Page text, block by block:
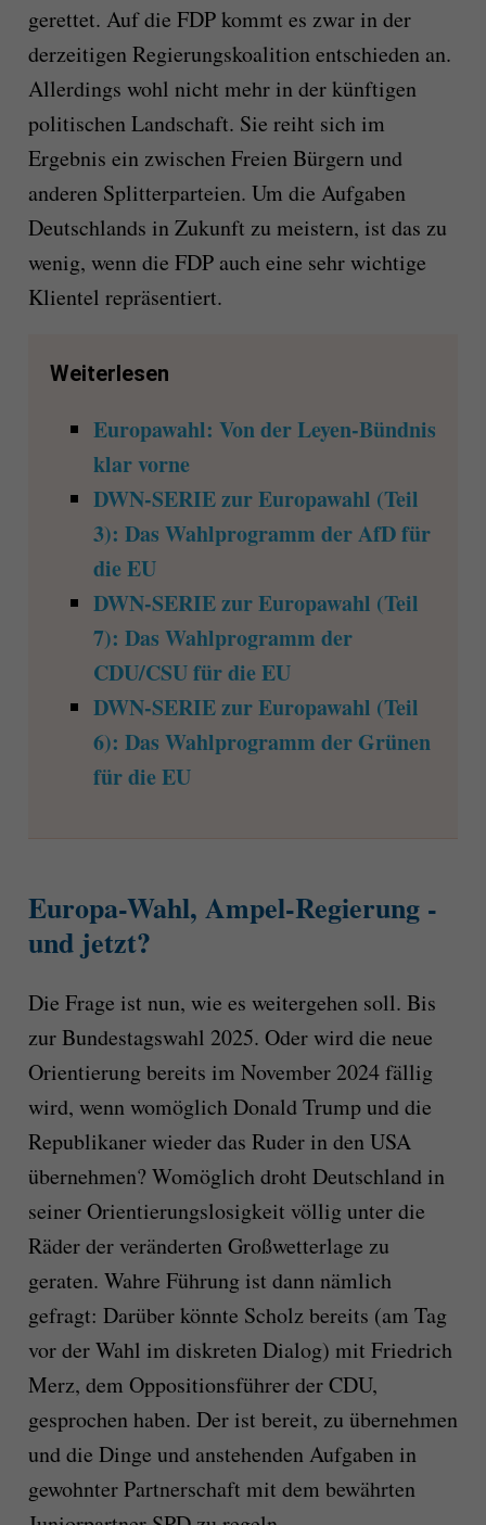
gerettet. Auf die FDP kommt es zwar in der
derzeitigen Regierungskoalition entschieden an.
Allerdings wohl nicht mehr in der künftigen
politischen Landschaft. Sie reiht sich im
Ergebnis ein zwischen Freien Bürgern und
anderen Splitterparteien. Um die Aufgaben
Deutschlands in Zukunft zu meistern, ist das zu
wenig, wenn die FDP auch eine sehr wichtige
Klientel repräsentiert.
Weiterlesen
Europawahl: Von der Leyen-Bündnis
klar vorne
DWN-SERIE zur Europawahl (Teil
3): Das Wahlprogramm der AfD für
die EU
DWN-SERIE zur Europawahl (Teil
7): Das Wahlprogramm der
CDU/CSU für die EU
DWN-SERIE zur Europawahl (Teil
6): Das Wahlprogramm der Grünen
für die EU
Europa-Wahl, Ampel-Regierung -
und jetzt?
Die Frage ist nun, wie es weitergehen soll. Bis
zur Bundestagswahl 2025. Oder wird die neue
Orientierung bereits im November 2024 fällig
wird, wenn womöglich Donald Trump und die
Republikaner wieder das Ruder in den USA
übernehmen? Womöglich droht Deutschland in
seiner Orientierungslosigkeit völlig unter die
Räder der veränderten Großwetterlage zu
geraten. Wahre Führung ist dann nämlich
gefragt: Darüber könnte Scholz bereits (am Tag
vor der Wahl im diskreten Dialog) mit Friedrich
Merz, dem Oppositionsführer der CDU,
gesprochen haben. Der ist bereit, zu übernehmen
und die Dinge und anstehenden Aufgaben in
gewohnter Partnerschaft mit dem bewährten